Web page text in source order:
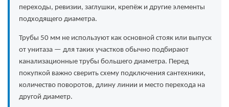
переходы, ревизии, заглушки, крепёж и другие элементы
подходящего диаметра.
Трубы 50 мм не используют как основной стояк или выпуск
от унитаза — для таких участков обычно подбирают
канализационные трубы большего диаметра. Перед
покупкой важно сверить схему подключения сантехники,
количество поворотов, длину линии и место перехода на
другой диаметр.